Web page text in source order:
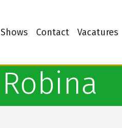
Shows Contact Vacatures
Robina